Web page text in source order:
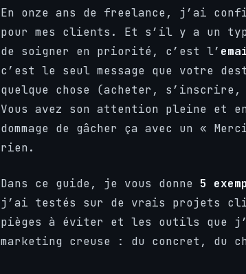
En onze ans de freelance, j’ai
pour mes clients. Et s’il y a un type
de soigner en priorité, c’est l’
c’est le seul message que votre
quelque chose (acheter,
Vous avez son attention pleine et
dommage de gâcher ça avec un «
rien.
Dans ce guide, je vous donne 5
j’ai testés sur de vrais projets
pièges à éviter et les outils que
marketing creuse : du concret, du